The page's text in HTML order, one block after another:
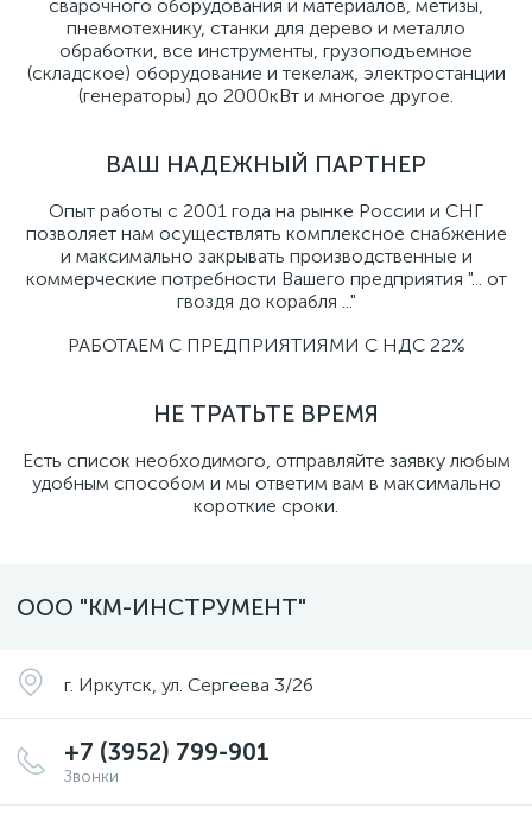
сварочного оборудования и материалов, метизы,
пневмотехнику, станки для дерево и металло
обработки, все инструменты, грузоподъемное
(складское) оборудование и текелаж, электростанции
(генераторы) до 2000кВт и многое другое.
ВАШ НАДЕЖНЫЙ ПАРТНЕР
Опыт работы с 2001 года на рынке России и СНГ
позволяет нам осуществлять комплексное снабжение
и максимально закрывать производственные и
коммерческие потребности Вашего предприятия "... от
гвоздя до корабля ..."
РАБОТАЕМ С ПРЕДПРИЯТИЯМИ С НДС 22%
НЕ ТРАТЬТЕ ВРЕМЯ
Есть список необходимого, отправляйте заявку любым
удобным способом и мы ответим вам в максимально
короткие сроки.
ООО "КМ-ИНСТРУМЕНТ"
г. Иркутск, ул. Сергеева 3/26
+7 (3952) 799-901
Звонки